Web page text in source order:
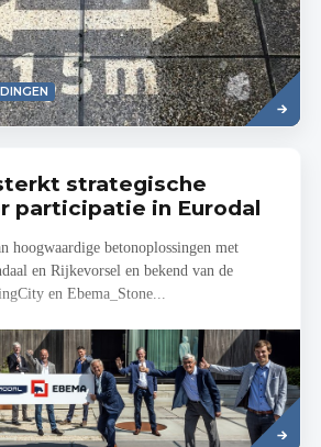
Lees
meer
strategische
participatie in Eurodal
hoogwaardige betonoplossingen met
en Rijkevorsel en bekend van de
en Ebema_Stone...
Lees
meer